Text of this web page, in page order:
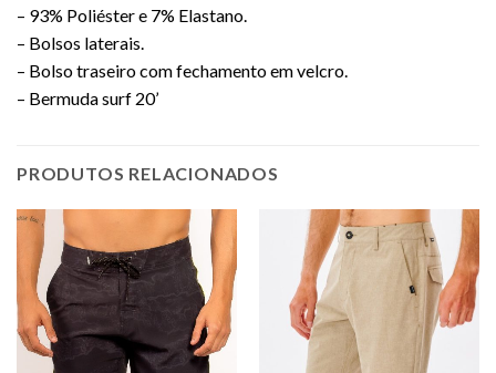
– 93% Poliéster e 7% Elastano.
– Bolsos laterais.
– Bolso traseiro com fechamento em velcro.
– Bermuda surf 20’
PRODUTOS RELACIONADOS